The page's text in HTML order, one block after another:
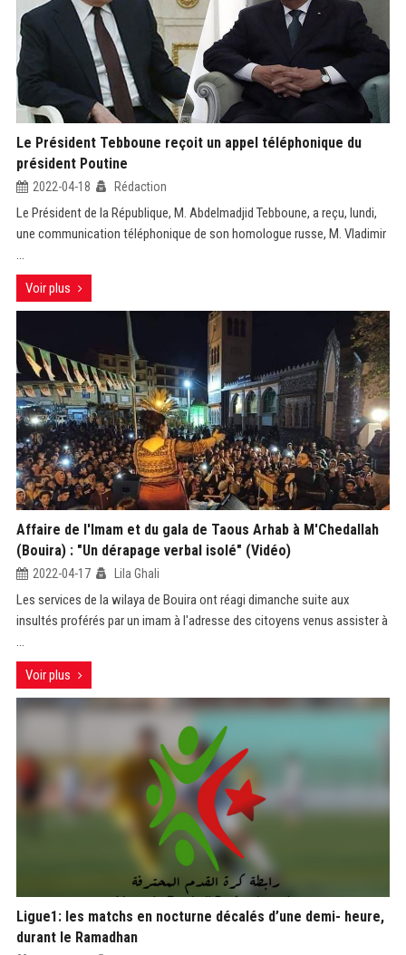
Le Président Tebboune reçoit un appel téléphonique du
président Poutine
2022-04-18 Rédaction
Le Président de la République, M. Abdelmadjid Tebboune, a reçu, lundi,
une communication téléphonique de son homologue russe, M. Vladimir
...
Voir plus
Affaire de l'Imam et du gala de Taous Arhab à M'Chedallah
(Bouira) : "Un dérapage verbal isolé" (Vidéo)
2022-04-17 Lila Ghali
Les services de la wilaya de Bouira ont réagi dimanche suite aux
insultés proférés par un imam à l'adresse des citoyens venus assister à
...
Voir plus
Ligue1: les matchs en nocturne décalés d’une demi- heure,
durant le Ramadhan